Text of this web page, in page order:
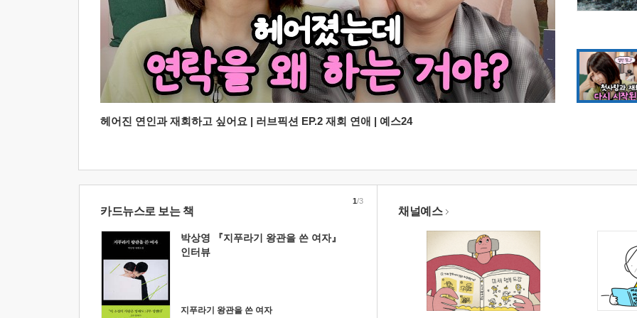
헤어진 연인과 재회하고 싶어요 | 러브픽션 EP.2 재회 연애 | 예스24
카드뉴스로 보는 책
박상영 『지푸라기 왕관을 쓴 여자』
인터뷰
지푸라기 왕관을 쓴 여자
1/3
채널예스